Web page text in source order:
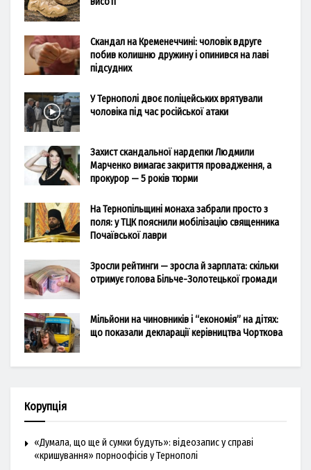
Скандал на Кременеччині: чоловік вдруге
побив колишню дружину і опинився на лаві
підсудних
У Тернополі двоє поліцейських врятували
чоловіка під час російської атаки
Захист скандальної нардепки Людмили
Марченко вимагає закриття провадження, а
прокурор — 5 років тюрми
На Тернопільщині монаха забрали просто з
поля: у ТЦК пояснили мобілізацію священника
Почаївської лаври
Зросли рейтинги — зросла й зарплата: скільки
отримує голова Більче-Золотецької громади
Мільйони на чиновників і “економія” на дітях:
що показали декларації керівництва Чорткова
Корупція
«Думала, що ще й сумки будуть»: відеозапис у справі
«кришування» порноофісів у Тернополі